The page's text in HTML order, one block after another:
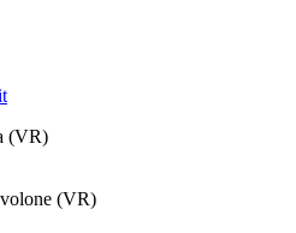
(VR)
(VR)